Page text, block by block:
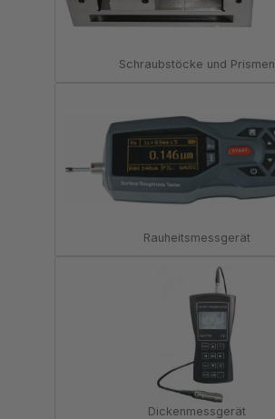
Schraubstöcke und Prismen
Rauheitsmessgerät
Dickenmessgerät